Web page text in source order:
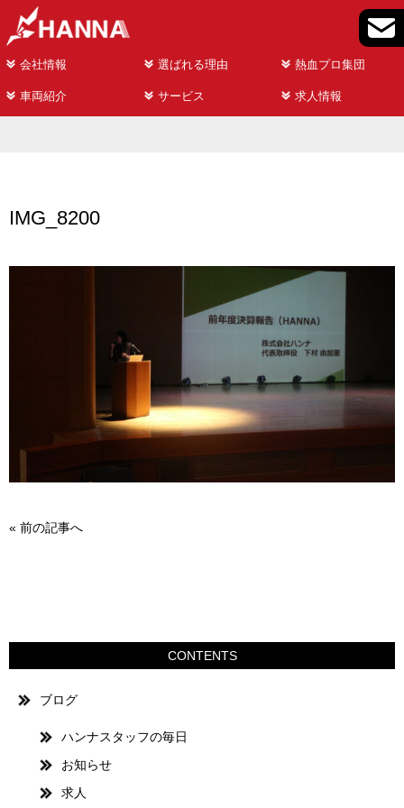
会社情報 選ばれる理由 熱血プロ集団
車両紹介 サービス 求人情報
IMG_8200
« 前の記事へ
CONTENTS
ブログ
ハンナスタッフの毎日
お知らせ
求人